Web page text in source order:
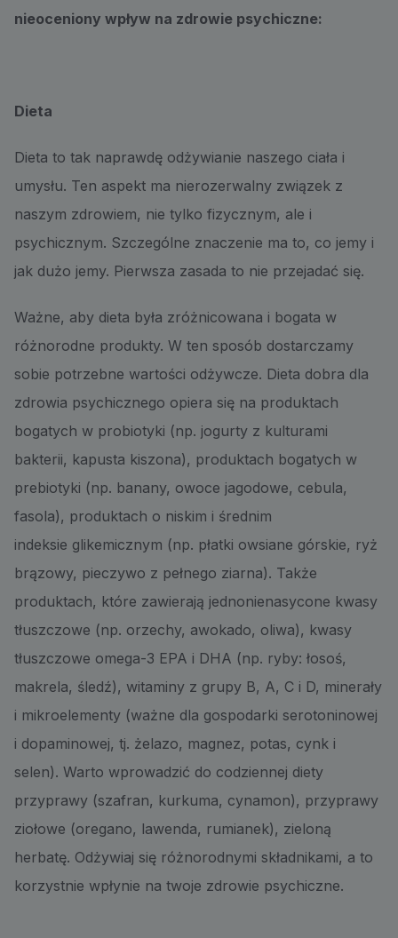
nieoceniony wpływ na zdrowie psychiczne:
Dieta
Dieta to tak naprawdę odżywianie naszego ciała i
umysłu. Ten aspekt ma nierozerwalny związek z
naszym zdrowiem, nie tylko fizycznym, ale i
psychicznym. Szczególne znaczenie ma to, co jemy i
jak dużo jemy. Pierwsza zasada to nie przejadać się.
Ważne, aby dieta była zróżnicowana i bogata w
różnorodne produkty. W ten sposób dostarczamy
sobie potrzebne wartości odżywcze. Dieta dobra dla
zdrowia psychicznego opiera się na produktach
bogatych w probiotyki (np. jogurty z kulturami
bakterii, kapusta kiszona), produktach bogatych w
prebiotyki (np. banany, owoce jagodowe, cebula,
fasola), produktach o niskim i średnim
indeksie glikemicznym (np. płatki owsiane górskie, ryż
brązowy, pieczywo z pełnego ziarna). Także
produktach, które zawierają jednonienasycone kwasy
tłuszczowe (np. orzechy, awokado, oliwa), kwasy
tłuszczowe omega-3 EPA i DHA (np. ryby: łosoś,
makrela, śledź), witaminy z grupy B, A, C i D, minerały
i mikroelementy (ważne dla gospodarki serotoninowej
i dopaminowej, tj. żelazo, magnez, potas, cynk i
selen). Warto wprowadzić do codziennej diety
przyprawy (szafran, kurkuma, cynamon), przyprawy
ziołowe (oregano, lawenda, rumianek), zieloną
herbatę. Odżywiaj się różnorodnymi składnikami, a to
korzystnie wpłynie na twoje zdrowie psychiczne.